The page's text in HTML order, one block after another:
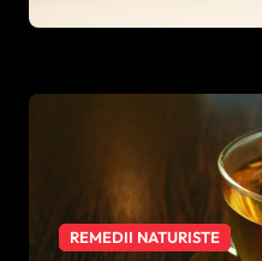
REMEDII NATURISTE